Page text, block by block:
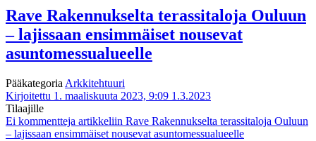
Rave Rakennukselta terassitaloja Ouluun
– lajissaan ensimmäiset nousevat
asuntomessualueelle
Pääkategoria Arkkitehtuuri
Kirjoitettu 1. maaliskuuta 2023, 9:09 1.3.2023
Tilaajille
Ei kommentteja artikkeliin Rave Rakennukselta terassitaloja Ouluun
– lajissaan ensimmäiset nousevat asuntomessualueelle